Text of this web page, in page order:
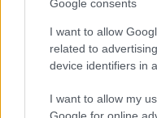
Google consents
I want to allow
related to
device identifiers in
I want to allow my
Πιο
Πάρος: «Αν
πισίνα, δε θα
Η σπαρακτική